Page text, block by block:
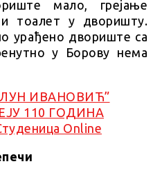
мало, грејање
тоалет у дворишту.
урађено двориште са
у Борову нема